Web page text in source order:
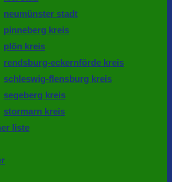
neumünster stadt
pinneberg kreis
plön kreis
rendsburg-eckernförde kreis
schleswig-flensburg kreis
segeberg kreis
stormarn kreis
liste